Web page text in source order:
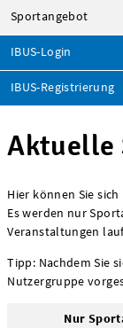
Sportangebot
IBUS-Login
IBUS-Registrierung
Aktuelle
Hier können Sie
Es werden nur
Veranstaltungen
Tipp: Nachdem Sie
Nutzergruppe
Nur